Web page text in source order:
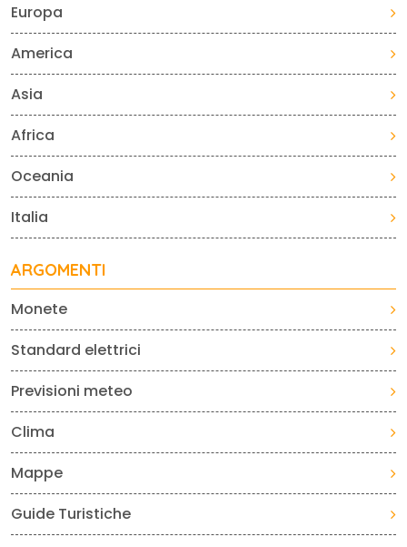
Europa
America
Asia
Africa
Oceania
Italia
ARGOMENTI
Monete
Standard elettrici
Previsioni meteo
Clima
Mappe
Guide Turistiche